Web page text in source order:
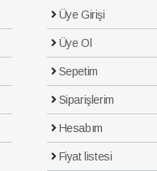
Üye Girişi
Üye Ol
Sepetim
Siparişlerim
Hesabım
Fiyat listesi